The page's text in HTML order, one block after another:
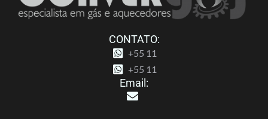
CONTATO:
+55 11
+55 11
Email: